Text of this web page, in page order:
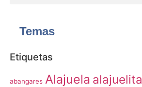
Temas
Etiquetas
abangares Alajuela alajuelita